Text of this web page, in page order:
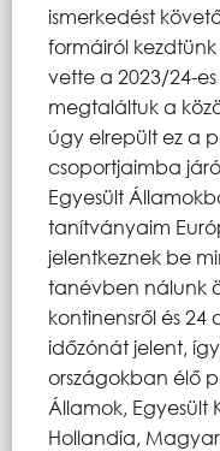
ismerkedést
formáiról
vette a 2023/24-
megtaláltuk a
úgy elrepült ez a
csoportjaimba
Egyesült
tanítványaim
jelentkeznek be
tanévben nálunk
kontinensről és 24
időzónát jelent,
országokban élő
Államok, Egyesült
Hollandia,